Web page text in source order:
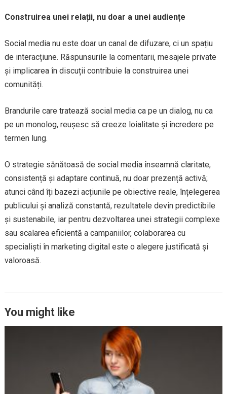
Construirea unei relații, nu doar a unei audiențe
Social media nu este doar un canal de difuzare, ci un spațiu
de interacțiune. Răspunsurile la comentarii, mesajele private
și implicarea în discuții contribuie la construirea unei
comunități.
Brandurile care tratează social media ca pe un dialog, nu ca
pe un monolog, reușesc să creeze loialitate și încredere pe
termen lung.
O strategie sănătoasă de social media înseamnă claritate,
consistență și adaptare continuă, nu doar prezență activă;
atunci când îți bazezi acțiunile pe obiective reale, înțelegerea
publicului și analiză constantă, rezultatele devin predictibile
și sustenabile, iar pentru dezvoltarea unei strategii complexe
sau scalarea eficientă a campaniilor, colaborarea cu
specialiști în marketing digital este o alegere justificată și
valoroasă.
You might like